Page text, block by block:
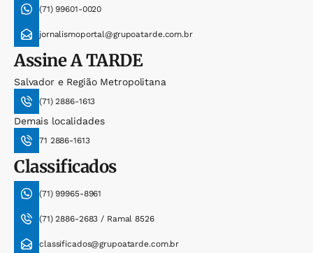
(71) 99601-0020
jornalismoportal@grupoatarde.com.br
AssineA TARDE
Salvador e Região Metropolitana
(71) 2886-1613
Demais localidades
71 2886-1613
Classificados
(71) 99965-8961
(71) 2886-2683 / Ramal 8526
classificados@grupoatarde.com.br